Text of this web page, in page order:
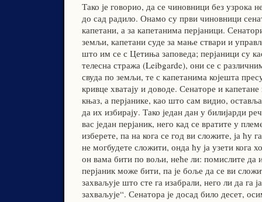
Тако је говорио, да се чиновници без узрока
до сад радило. Онамо су први чиновници
капетани, а за капетанима перјаници.
земљи, капетани суде за мање ствари и
што им се с Цетиња заповеда; перјаници су
телесна стража (Leibgarde), они се с
свуда по земљи, те с капетанима којешта
кривце хватају и доводе. Сенаторе и
књаз, а перјанике, као што сам видио,
да их избирају. Тако један дан у билијарди
вас један перјаник, него кад се вратите у
изберете, па на кога се год ви сложите, ја ћу
не могбудете сложити, онда ћу ја узети кога
он вама бити по вољи, неће ли: помислите да
перјаник може бити, па је боље да се ви
захваљује што сте га изабрали, него ли да га
захваљује“. Сенатора је досад било десет,